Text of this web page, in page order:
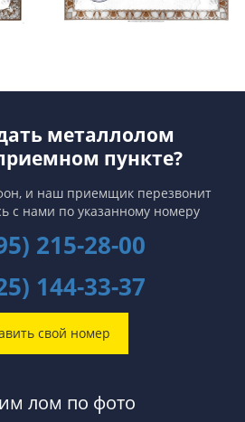
металлолом
пункте?
и наш приемщик перезвонит
с нами по указанному номеру
215-28-00
144-33-37
свой номер
лом по фото